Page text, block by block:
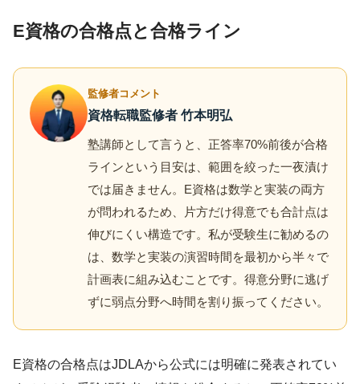
E資格の合格点と合格ライン
監修者コメント
資格転職監修者 竹本明弘
塾講師として言うと、正答率70%前後が合格
ラインという目安は、範囲を絞った一夜漬け
では届きません。E資格は数学と実装の両方
が問われるため、片方だけ得意でも合計点は
伸びにくい構造です。私が受験生に勧めるの
は、数学と実装の演習時間を最初から半々で
計画表に組み込むことです。得意分野に逃げ
ずに弱点分野へ時間を割り振ってください。
E資格の合格点はJDLAから公式には明確に発表されてい